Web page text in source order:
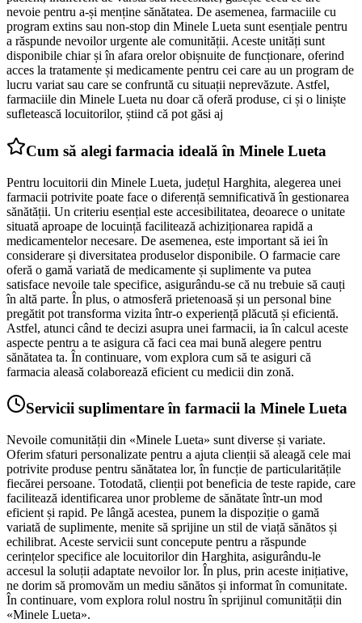
nevoie pentru a-și menține sănătatea. De asemenea, farmaciile cu
program extins sau non-stop din Minele Lueta sunt esențiale pentru
a răspunde nevoilor urgente ale comunității. Aceste unități sunt
disponibile chiar și în afara orelor obișnuite de funcționare, oferind
acces la tratamente și medicamente pentru cei care au un program de
lucru variat sau care se confruntă cu situații neprevăzute. Astfel,
farmaciile din Minele Lueta nu doar că oferă produse, ci și o liniște
sufletească locuitorilor, știind că pot găsi aj
Cum să alegi farmacia ideală în Minele Lueta
Pentru locuitorii din Minele Lueta, județul Harghita, alegerea unei
farmacii potrivite poate face o diferență semnificativă în gestionarea
sănătății. Un criteriu esențial este accesibilitatea, deoarece o unitate
situată aproape de locuință facilitează achiziționarea rapidă a
medicamentelor necesare. De asemenea, este important să iei în
considerare și diversitatea produselor disponibile. O farmacie care
oferă o gamă variată de medicamente și suplimente va putea
satisface nevoile tale specifice, asigurându-se că nu trebuie să cauți
în altă parte. În plus, o atmosferă prietenoasă și un personal bine
pregătit pot transforma vizita într-o experiență plăcută și eficientă.
Astfel, atunci când te decizi asupra unei farmacii, ia în calcul aceste
aspecte pentru a te asigura că faci cea mai bună alegere pentru
sănătatea ta. În continuare, vom explora cum să te asiguri că
farmacia aleasă colaborează eficient cu medicii din zonă.
Servicii suplimentare în farmacii la Minele Lueta
Nevoile comunității din «Minele Lueta» sunt diverse și variate.
Oferim sfaturi personalizate pentru a ajuta clienții să aleagă cele mai
potrivite produse pentru sănătatea lor, în funcție de particularitățile
fiecărei persoane. Totodată, clienții pot beneficia de teste rapide, care
facilitează identificarea unor probleme de sănătate într-un mod
eficient și rapid. Pe lângă acestea, punem la dispoziție o gamă
variată de suplimente, menite să sprijine un stil de viață sănătos și
echilibrat. Aceste servicii sunt concepute pentru a răspunde
cerințelor specifice ale locuitorilor din Harghita, asigurându-le
accesul la soluții adaptate nevoilor lor. În plus, prin aceste inițiative,
ne dorim să promovăm un mediu sănătos și informat în comunitate.
În continuare, vom explora rolul nostru în sprijinul comunității din
«Minele Lueta».